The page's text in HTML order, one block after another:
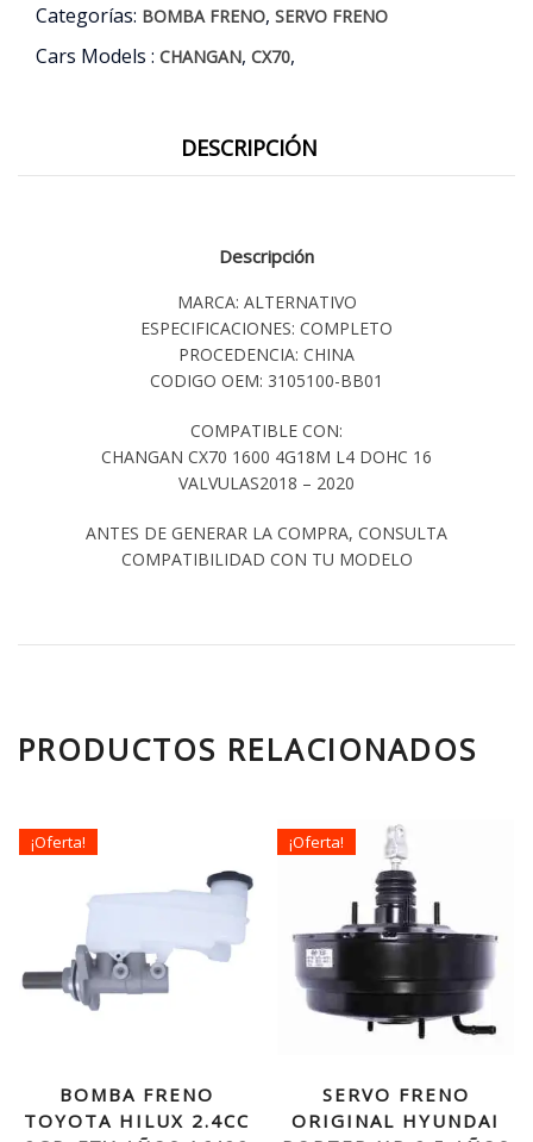
Categorías: BOMBA FRENO, SERVO FRENO
Cars Models : CHANGAN, CX70,
DESCRIPCIÓN
Descripción
MARCA: ALTERNATIVO
ESPECIFICACIONES: COMPLETO
PROCEDENCIA: CHINA
CODIGO OEM: 3105100-BB01
COMPATIBLE CON:
CHANGAN CX70 1600 4G18M L4 DOHC 16
VALVULAS2018 – 2020
ANTES DE GENERAR LA COMPRA, CONSULTA
COMPATIBILIDAD CON TU MODELO
PRODUCTOS RELACIONADOS
¡Oferta!
BOMBA FRENO
TOYOTA HILUX 2.4CC
¡Oferta!
SERVO FRENO
ORIGINAL HYUNDAI